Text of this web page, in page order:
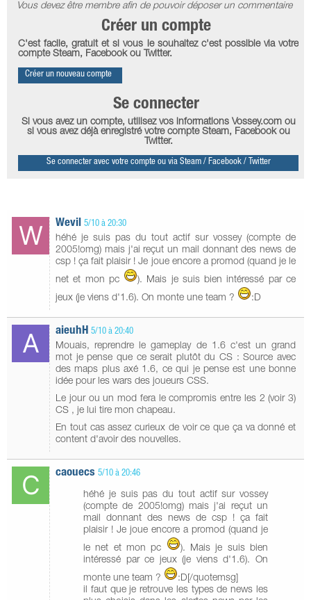
Vous devez être membre afin de pouvoir déposer un commentaire
Créer un compte
C'est facile, gratuit et si vous le souhaitez c'est possible via votre
compte Steam, Facebook ou Twitter.
Créer un nouveau compte
Se connecter
Si vous avez un compte, utilisez vos informations Vossey.com ou
si vous avez déjà enregistré votre compte Steam, Facebook ou
Twitter.
Se connecter avec votre compte ou via Steam / Facebook / Twitter
Wevil 5/10 à 20:30
héhé je suis pas du tout actif sur vossey (compte de
2005!omg) mais j'ai reçut un mail donnant des news de
csp ! ça fait plaisir ! Je joue encore a promod (quand je le
net et mon pc
). Mais je suis bien intéressé par ce
jeux (je viens d'1.6). On monte une team ?
:D
aieuhH 5/10 à 20:40
Mouais, reprendre le gameplay de 1.6 c'est un grand
mot je pense que ce serait plutôt du CS : Source avec
des maps plus axé 1.6, ce qui je pense est une bonne
idée pour les wars des joueurs CSS.
Le jour ou un mod fera le compromis entre les 2 (voir 3)
CS , je lui tire mon chapeau.
En tout cas assez curieux de voir ce que ça va donné et
content d'avoir des nouvelles.
caouecs 5/10 à 20:46
héhé je suis pas du tout actif sur vossey
(compte de 2005!omg) mais j'ai reçut un
mail donnant des news de csp ! ça fait
plaisir ! Je joue encore a promod (quand je
le net et mon pc
). Mais je suis bien
intéressé par ce jeux (je viens d'1.6). On
monte une team ?
:D[/quotemsg]
il faut que je retrouve les types de news les